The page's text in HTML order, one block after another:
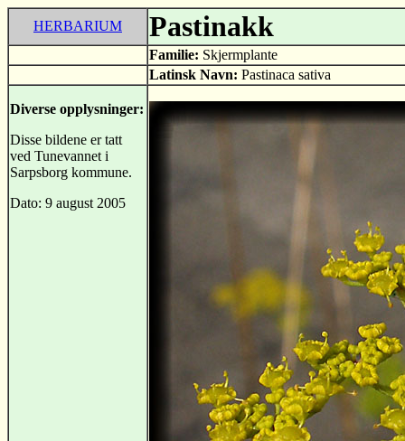
HERBARIUM Pastinakk
Familie: Skjermplante
Latinsk Navn: Pastinaca sativa
Diverse opplysninger:
Disse bildene er tatt
ved Tunevannet i
Sarpsborg kommune.
Dato: 9 august 2005